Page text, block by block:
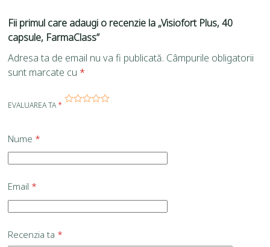
Fii primul care adaugi o recenzie la „Visiofort Plus, 40
capsule, FarmaClass”
Adresa ta de email nu va fi publicată. Câmpurile obligatorii
sunt marcate cu *
EVALUAREA TA*
Nume *
Email *
Recenzia ta *